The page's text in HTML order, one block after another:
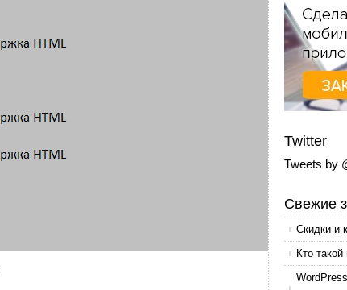
Twitter
Tweets by
Свежие
Скидки и
Кто